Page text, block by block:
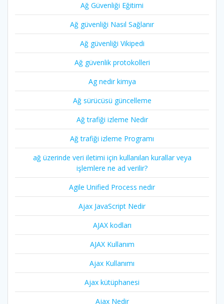
Ağ Güvenliği Eğitimi
Ağ güvenliği Nasıl Sağlanır
Ağ güvenliği Vikipedi
Ağ güvenlik protokolleri
Ag nedir kimya
Ağ sürücüsü güncelleme
Ağ trafiği izleme Nedir
Ağ trafiği izleme Programı
ağ üzerinde veri iletimi için kullanılan kurallar veya
işlemlere ne ad verilir?
Agile Unified Process nedir
Ajax JavaScript Nedir
AJAX kodları
AJAX Kullanım
Ajax Kullanımı
Ajax kütüphanesi
Ajax Nedir